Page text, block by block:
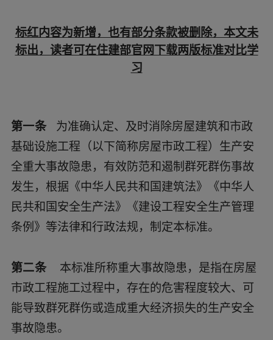
标红内容为新增，也有部分条款被删除，本文未
标出，读者可在住建部官网下载两版标准对比学
习
第一条
为准确认定、及时消除房屋建筑和市政
基础设施工程（以下简称房屋市政工程）生产安
全重大事故隐患，有效防范和遏制群死群伤事故
发生，根据《中华人民共和国建筑法》《中华人
民共和国安全生产法》《建设工程安全生产管理
条例》等法律和行政法规，制定本标准。
第二条
本标准所称重大事故隐患，是指在房屋
市政工程施工过程中，存在的危害程度较大、可
能导致群死群伤或造成重大经济损失的生产安全
事故隐患。